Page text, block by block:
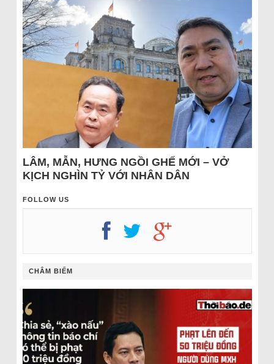
LÂM, MẪN, HƯNG NGỒI GHẾ MỚI – VỞ
KỊCH NGHÌN TỶ VỚI NHÂN DÂN
FOLLOW US
CHÂM BIẾM